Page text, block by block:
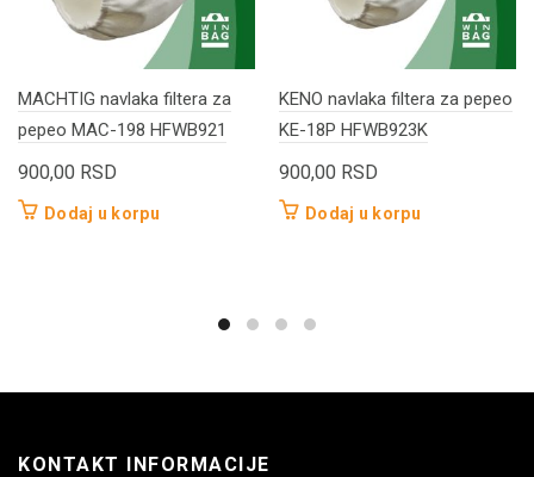
MACHTIG navlaka filtera za
pepeo MAC-198 HFWB921
900,00 RSD
Dodaj u korpu
KENO navlaka filtera za pepeo
KE-18P HFWB923K
900,00 RSD
Dodaj u korpu
KONTAKT INFORMACIJE